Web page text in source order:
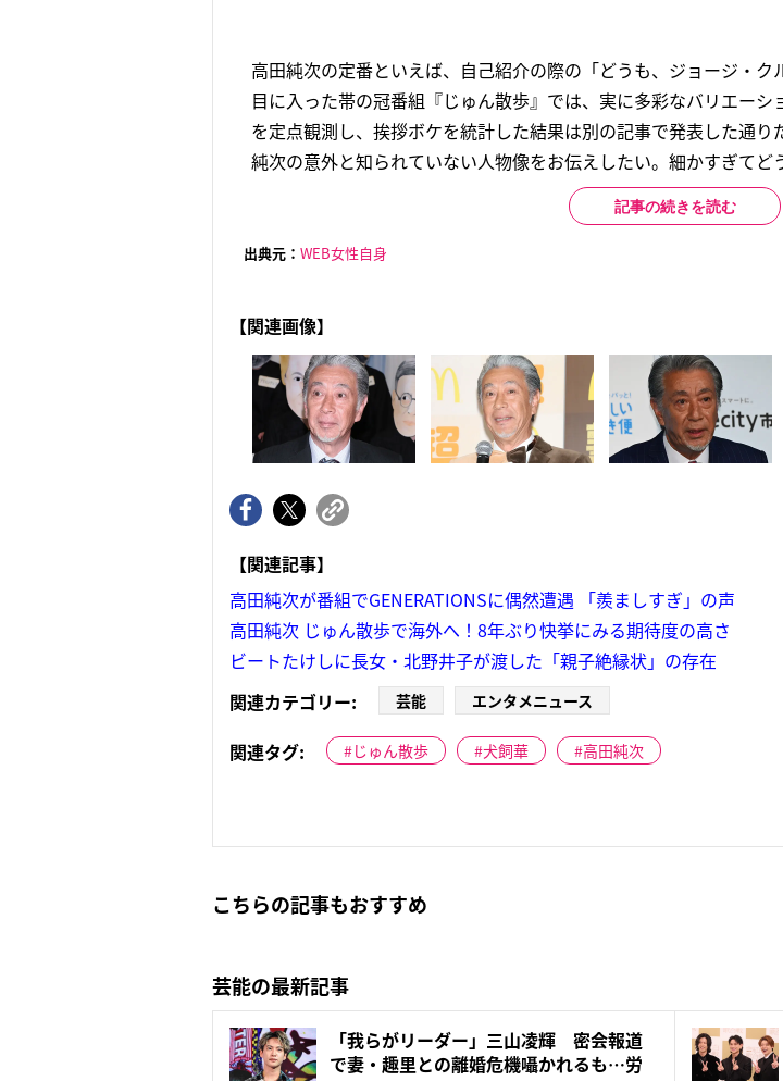
高田純次の定番といえば、自己紹介の際の「どうも、ジョージ・
目に入った帯の冠番組『じゅん散歩』では、実に多彩なバリエーシ
を定点観測し、挨拶ボケを統計した結果は別の記事で発表した通
純次の意外と知られていない人物像をお伝えしたい。細かすぎてど
記事の続きを読む
出典元： WEB女性自身
【関連画像】
【関連記事】
高田純次が番組でGENERATIONSに偶然遭遇 「羨ましすぎ」の声
高田純次 じゅん散歩で海外へ！8年ぶり快挙にみる期待度の高さ
ビートたけしに長女・北野井子が渡した「親子絶縁状」の存在
関連カテゴリー:
芸能 エンタメニュース
関連タグ: じゅん散歩 犬飼華 高田純次
こちらの記事もおすすめ
芸能の最新記事
「我らがリーダー」三山凌輝 密会報道
で妻・趣里との離婚危機囁かれるも…労